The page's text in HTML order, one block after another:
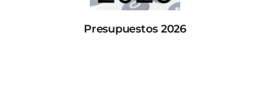
Presupuestos 2026